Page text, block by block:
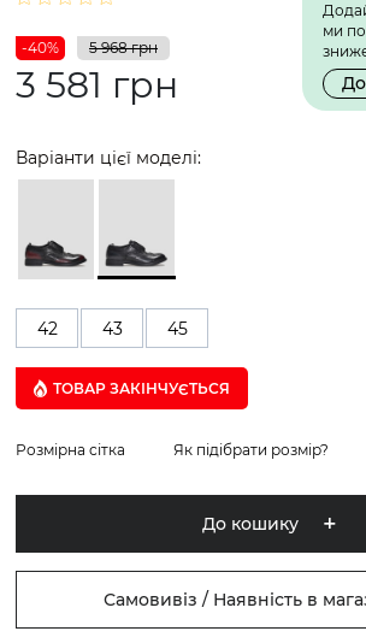
ми
-40% 5 968 грн
3 581 грн
Варіанти цієї моделі:
42 43 45
ТОВАР ЗАКІНЧУЄTЬСЯ
Розмірна сітка Як підібрати розмір?
До кошику
Самовивіз / Наявність в